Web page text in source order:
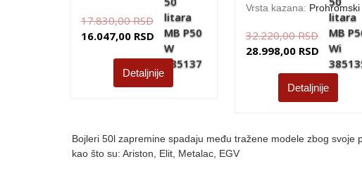
17.830,00RSD
16.047,00 RSD
Detaljnije
Vrsta kazana: Prohromski
32.220,00RSD
28.998,00 RSD
Detaljnije
Bojleri 50l zapremine spadaju među tražene modele zbog
kao što su: Ariston, Elit, Metalac, EGV